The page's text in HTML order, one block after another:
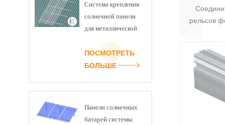
рельсов
08
балочных
Цвет
длиной
Система крепления
солнечной панели
для металлической
ПОСМОТРЕТЬ
БОЛЬШЕ
Панели солнечных
батарей системы